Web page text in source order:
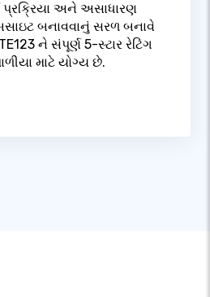
પ્રક્રિયા અને અસાધારણ
બનાવવાનું સરળ બનાવે
ને સંપૂર્ણ 5-સ્ટાર રેટિંગ
માટે યોગ્ય છે.